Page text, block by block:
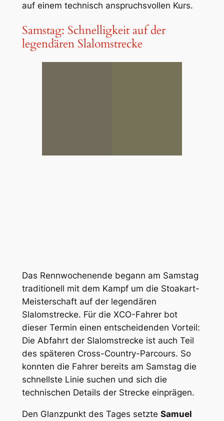
auf einem technisch anspruchsvollen Kurs.
Samstag: Schnelligkeit auf der
legendären Slalomstrecke
Das Rennwochenende begann am Samstag
traditionell mit dem Kampf um die Stoakart-
Meisterschaft auf der legendären
Slalomstrecke. Für die XCO-Fahrer bot
dieser Termin einen entscheidenden Vorteil:
Die Abfahrt der Slalomstrecke ist auch Teil
des späteren Cross-Country-Parcours. So
konnten die Fahrer bereits am Samstag die
schnellste Linie suchen und sich die
technischen Details der Strecke einprägen.
Den Glanzpunkt des Tages setzte Samuel